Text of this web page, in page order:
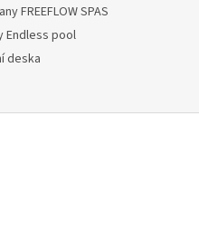
FREEFLOW SPAS
Endless pool
deska